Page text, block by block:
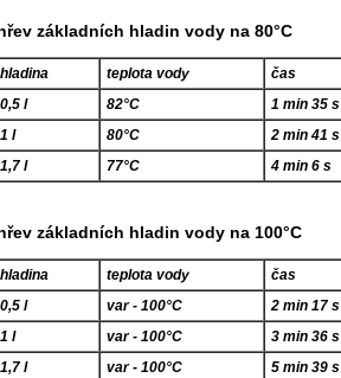
základních hladin vody na 80°C
hladina teplota vody čas
0,5 l
82°C 1 min 35 s
1 l
80°C 2 min 41 s
1,7 l
77°C 4 min 6 s
základních hladin vody na 100°C
hladina teplota vody čas
0,5 l
var - 100°C 2 min 17 s
1 l
var - 100°C 3 min 36 s
1,7 l
var - 100°C 5 min 39 s